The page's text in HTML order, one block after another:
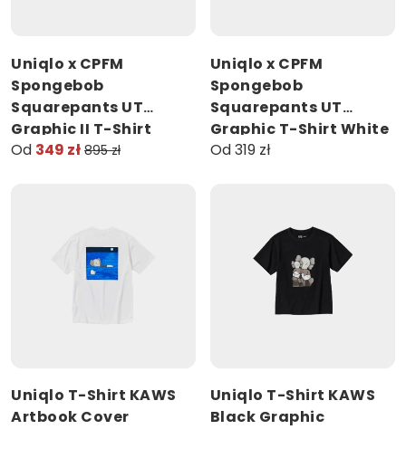
Uniqlo x CPFM
Spongebob
Squarepants UT
Graphic II T-Shirt
White
Od 349 zł 895 zł
Uniqlo x CPFM
Spongebob
Squarepants UT
Graphic T-Shirt White
Od 319 zł
Uniqlo T-Shirt KAWS
Artbook Cover
Uniqlo T-Shirt KAWS
Black Graphic